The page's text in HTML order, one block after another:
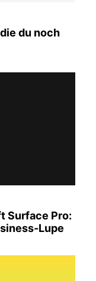
du noch
Surface Pro:
Lupe